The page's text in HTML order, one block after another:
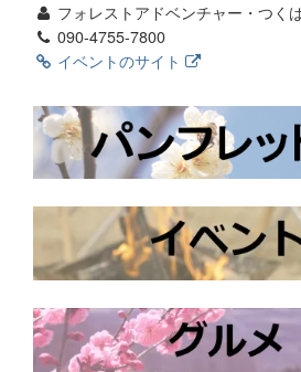
フォレストアドベンチャー・つく
090-4755-7800
イベントのサイト